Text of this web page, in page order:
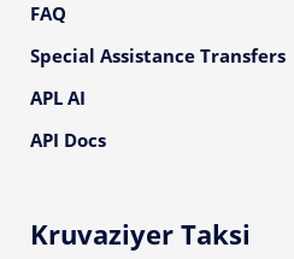
FAQ
Special Assistance Transfers
APL AI
API Docs
Kruvaziyer Taksi